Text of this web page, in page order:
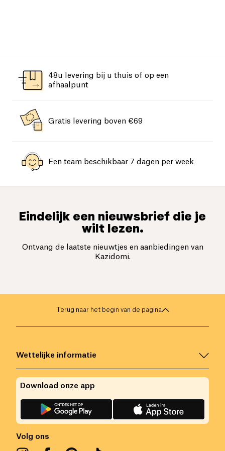
48u levering bij u thuis of op een
afhaalpunt
Gratis levering boven €69
Een team beschikbaar 7 dagen per week
Eindelijk een nieuwsbrief die je
wilt lezen.
Ontvang de laatste nieuwtjes en aanbiedingen van
Kazidomi.
Terug naar het begin van de pagina
Wettelijke informatie
Volg ons
Download onze app